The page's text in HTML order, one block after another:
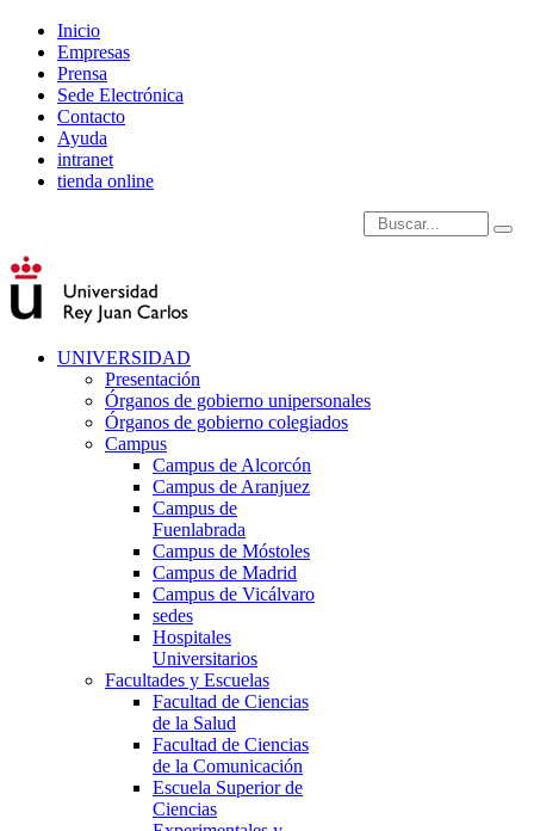
Inicio
Empresas
Prensa
Sede Electrónica
Contacto
Ayuda
intranet
tienda online
Introduce términos de
UNIVERSIDAD
Presentación
Órganos de gobierno unipersonales
Órganos de gobierno colegiados
Campus
Campus de Alcorcón
Campus de Aranjuez
Campus de
Fuenlabrada
Campus de Móstoles
Campus de Madrid
Campus de Vicálvaro
sedes
Hospitales
Universitarios
Facultades y Escuelas
Facultad de Ciencias
de la Salud
Facultad de Ciencias
de la Comunicación
Escuela Superior de
Ciencias